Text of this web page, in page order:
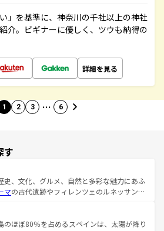
」を基準に、神奈川の千社以上の神社
介。ビギナーに優しく、ツウも納得の
詳細を見る
1 2 3 … 6
す
史、文化、グルメ、自然と多彩な魅力にあふ
マの古代遺跡やフィレンツェのルネッサンス
ーナの美しい田園風景やアマルフィ海岸の絶
景観も見逃せない。観光の合間には、本場の
のほぼ80％を占めるスペインは、太陽が降り